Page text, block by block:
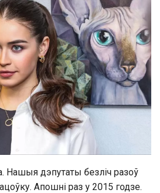
Нашыя дэпутаты безліч разоў
Апошні раз у 2015 годзе.